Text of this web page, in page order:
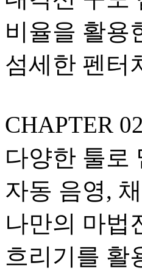
비율을 활용
섬세한 펜터
CHAPTER
다양한 툴로
자동 음영,
나만의 마법
흐리기를 활